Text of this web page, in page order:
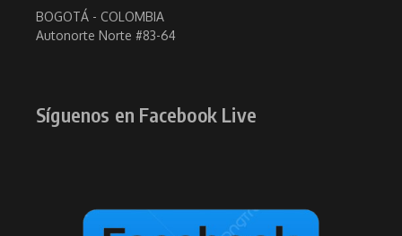
BOGOTÁ - COLOMBIA
Autonorte Norte #83-64
Síguenos en Facebook Live